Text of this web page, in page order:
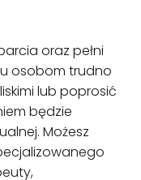
oraz pełni
osobom trudno
lub poprosić
będzie
Możesz